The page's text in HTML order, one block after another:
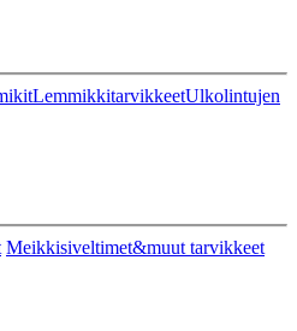
LemmikkitarvikkeetUlkolintujen
Meikkisiveltimet&muut tarvikkeet